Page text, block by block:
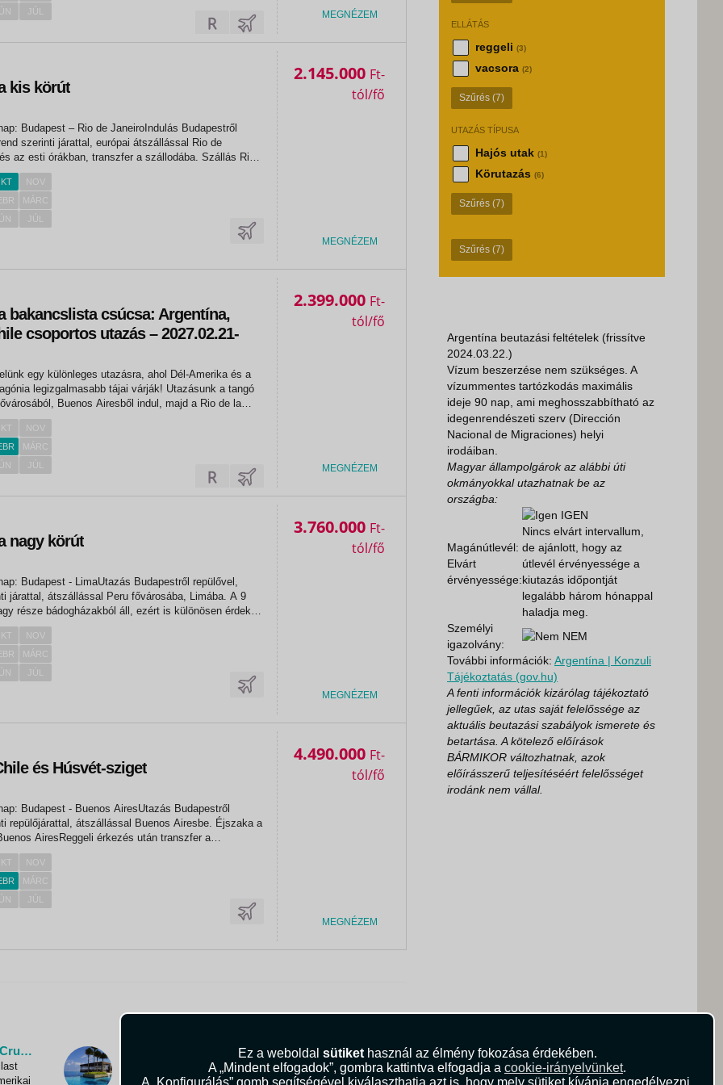
Ez a weboldal sütikethasznál az élmény fokozása érdekében.
A „Mindent elfogadok”, gombra kattintva elfogadja a cookie-irányelvünket.
ELLÁTÁS
reggeli (3)
vacsora (2)
Szűrés (7)
UTAZÁS TÍPUSA
Hajós utak (1)
Körutazás (6)
Szűrés (7)
Szűrés (7)
JÚL MEGNÉZEM
kis körút
Budapest – Rio de JaneiroIndulás Budapestről
szerinti járattal, európai átszállással Rio de
az esti órákban, transzfer a szállodába. Szállás Rio
szállás: Windsor Excelsior Copacabana2.
NOV
MÁRC
JÚL
2.145.000 Ft
MEGNÉZEM
bakancslista csúcsa: Argentína,
csoportos utazás – 2027.02.21-
egy különleges utazásra, ahol Dél-Amerika és a
legizgalmasabb tájai várják! Utazásunk a tangó
Buenos Airesből indul, majd a Rio de la
történelmi ékszerdobozába, Colonia del
NOV
MÁRC
JÚL
2.399.000 Ft
MEGNÉZEM
nagy körút
Budapest - LimaUtazás Budapestről repülővel,
járattal, átszállással Peru fővárosába, Limába. A 9
része bádogházakból áll, ezért is különösen érdekes
a repülőtérről Miraflores negyed felé haladva. Dél-
NOV
MÁRC
JÚL
3.760.000 Ft
MEGNÉZEM
és Húsvét-sziget
Budapest - Buenos AiresUtazás Budapestről
repülőjárattal, átszállással Buenos Airesbe. Éjszaka a
AiresReggeli érkezés után transzfer a
elfoglalása. Reggeli, majd rövid pihenő után buszos
a...
NOV
MÁRC
JÚL
4.490.000 Ft
MEGNÉZEM
Az 5 csillagos tengeri utazás - Oceania Cruises hajóutak A világ 6 legjobb szállodája
A Condé Nast Traveller idén is kiválasztotta a
földkerekség 6 aranyérmes vendéglátóját: legjobb
Argentína beutazási feltételek (frissítve
2024.03.22.)
Vízum beszerzése nem szükséges. A
vízummentes tartózkodás maximális
ideje 90 nap, ami meghosszabbítható az
idegenrendészeti szerv (Dirección
Nacional de Migraciones) helyi
irodáiban.
Magyar állampolgárok az alábbi úti
okmányokkal utazhatnak be az
országba:
Magánútlevél:
Elvárt
érvényessége:
IGEN
Nincs elvárt intervallum,
de ajánlott, hogy az
útlevél érvényessége a
kiutazás időpontját
legalább három hónappal
haladja meg.
Személyi
igazolvány:
NEM
További információk: Argentína | Konzuli
Tájékoztatás (gov.hu)
A fenti információk kizárólag tájékoztató
jellegűek, az utas saját felelőssége az
aktuális beutazási szabályok ismerete és
betartása. A kötelező előírások
BÁRMIKOR változhatnak, azok
előírásszerű teljesítéséért felelősséget
irodánk nem vállal.